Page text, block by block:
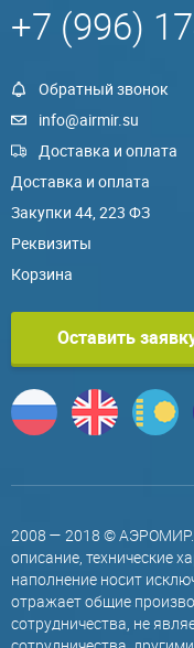
+7 (996)
Обратный звонок
info@airmir.su
Доставка и оплата
Доставка и оплата
Закупки 44, 223 ФЗ
Реквизиты
Корзина
Оставить
2008 — 2018 © АЭРОМИР.
описание, технические
наполнение носит
отражает общие
сотрудничества, не